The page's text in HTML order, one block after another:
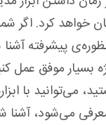
خواهد کرد. اگر
پیشرفته
بسیار موفق عمل
می‌توانید با
می‌شود، آشنا